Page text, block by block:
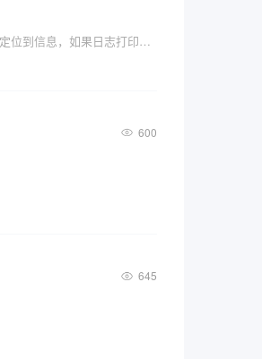
如何分析生产上遇到的问题呢？一般的步骤是：提取问题发生时间段的日志、开发通过日志定位问题、然后代码排查调试。关键的一点是通过日志定位到信息，如果日志打印的不够详细，是很难定位到问题的。
600
645